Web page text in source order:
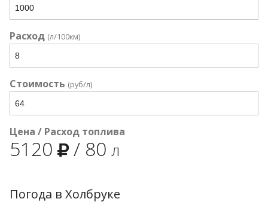
Расход (л/100км)
Стоимость (руб/л)
Цена / Расход топлива
5120 / 80 л
Погода в Холбруке